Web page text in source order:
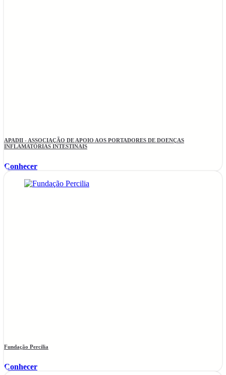
APADII - ASSOCIAÇÃO DE APOIO AOS PORTADORES DE DOENÇAS
INFLAMATÓRIAS INTESTINAIS
Conhecer
Fundação Percilia
Conhecer